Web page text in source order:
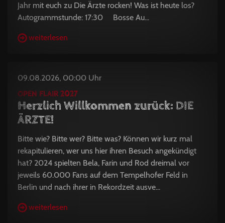
Jahr mit euch zu Die Ärzte rocken! Was ist heute los?
Autogrammstunde: 17:30 Bosse Au...
weiterlesen
09.08.2026, 00:00 Uhr
OPEN FLAIR 2027
Herzlich Willkommen zurück: DIE
ÄRZTE!
Bitte wie? Bitte wer? Bitte was? Können wir kurz mal
rekapitulieren, wer uns hier ihren Besuch angekündigt
hat? 2024 spielten Bela, Farin und Rod dreimal vor
jeweils 60.000 Fans auf dem Tempelhofer Feld in
Berlin und nach ihrer in Rekordzeit ausve...
weiterlesen